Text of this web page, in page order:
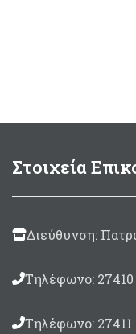
Στοιχεία
Διεύθυνση:
Τηλέφωνο: 27410
Τηλέφωνο: 27411